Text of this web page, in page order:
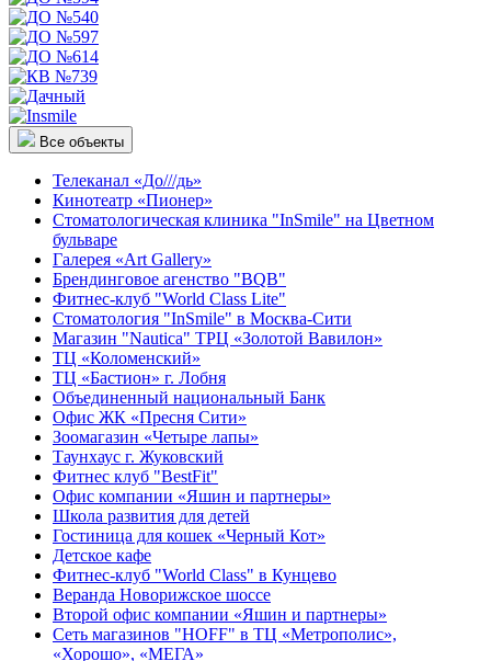
Все объекты
Телеканал «До///дь»
Кинотеатр «Пионер»
Стоматологическая клиника "InSmile" на Цветном
бульваре
Галерея «Art Gallery»
Брендинговое агенство "BQB"
Фитнес-клуб "World Class Lite"
Стоматология "InSmile" в Москва-Сити
Магазин "Nautica" ТРЦ «Золотой Вавилон»
ТЦ «Коломенский»
ТЦ «Бастион» г. Лобня
Объединенный национальный Банк
Офис ЖК «Пресня Сити»
Зоомагазин «Четыре лапы»
Таунхаус г. Жуковский
Фитнес клуб "BestFit"
Офис компании «Яшин и партнеры»
Школа развития для детей
Гостиница для кошек «Черный Кот»
Детское кафе
Фитнес-клуб "World Class" в Кунцево
Веранда Новорижское шоссе
Второй офис компании «Яшин и партнеры»
Сеть магазинов "HOFF" в ТЦ «Метрополис»,
«Хорошо», «МЕГА»